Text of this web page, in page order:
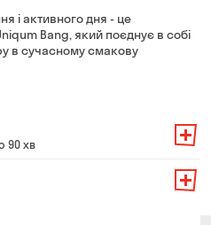
і активного дня - це
Bang, який поєднує в собі
в сучасному смакову
90 хв
— 200 грн
від суми всього замовлення: